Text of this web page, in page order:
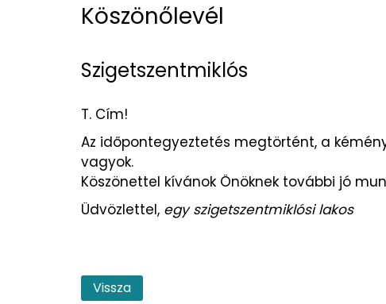
Köszönőlevél
Szigetszentmiklós
T. Cím!
Az időpontegyeztetés megtörtént, a
vagyok.
Köszönettel kívánok Önöknek további jó
Üdvözlettel, egy szigetszentmiklósi lakos
Vissza